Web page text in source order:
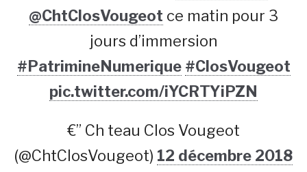
@ChtClosVougeot ce matin pour 3
jours d’immersion
#PatrimineNumerique #ClosVougeot
pic.twitter.com/iYCRTYiPZN
€” Ch teau Clos Vougeot
(@ChtClosVougeot) 12 décembre 2018